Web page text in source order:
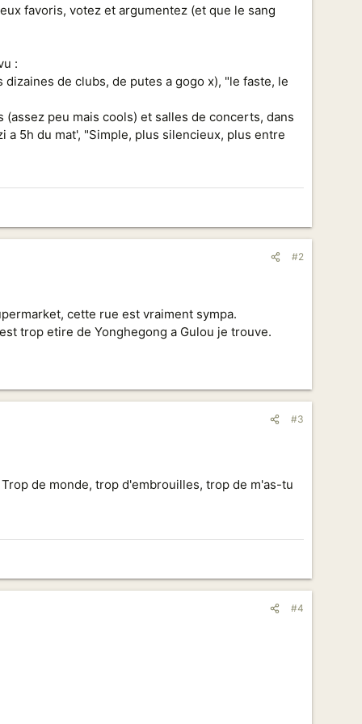
favoris, votez et argumentez (et que le sang
:
de clubs, de putes a gogo x), "le faste, le
peu mais cools) et salles de concerts, dans
5h du mat', "Simple, plus silencieux, plus entre
#2
cette rue est vraiment sympa.
trop etire de Yonghegong a Gulou je trouve.
#3
de monde, trop d'embrouilles, trop de m'as-tu
#4